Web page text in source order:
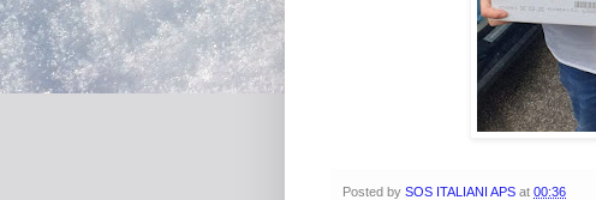
Posted by SOS ITALIANI APS at 00:36